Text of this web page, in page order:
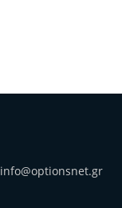
info@optionsnet.gr